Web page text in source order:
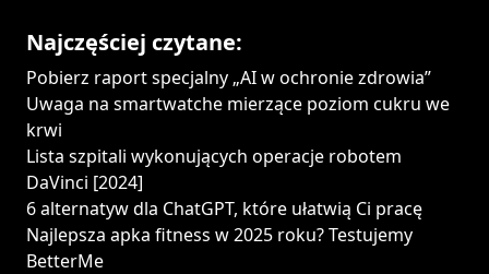
Najczęściej czytane:
Pobierz raport specjalny „AI w ochronie zdrowia”
Uwaga na smartwatche mierzące poziom cukru we
krwi
Lista szpitali wykonujących operacje robotem
DaVinci [2024]
6 alternatyw dla ChatGPT, które ułatwią Ci pracę
Najlepsza apka fitness w 2025 roku? Testujemy
BetterMe